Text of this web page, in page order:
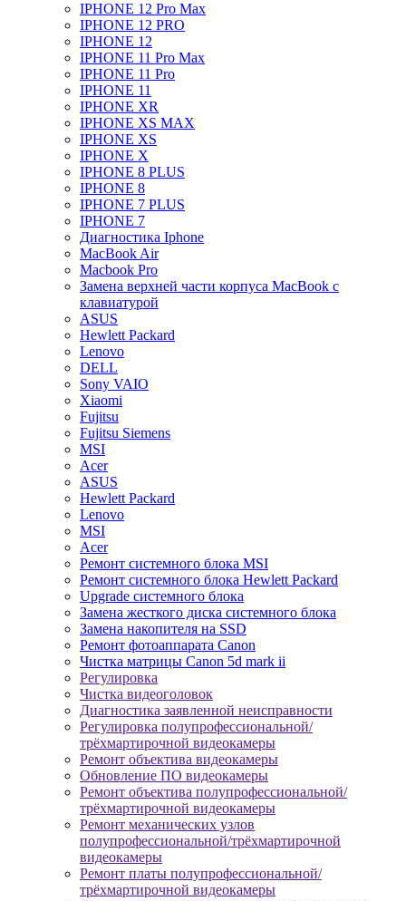
IPHONE 12 Pro Max
IPHONE 12 PRO
IPHONE 12
IPHONE 11 Pro Max
IPHONE 11 Pro
IPHONE 11
IPHONE XR
IPHONE XS MAX
IPHONE XS
IPHONE X
IPHONE 8 PLUS
IPHONE 8
IPHONE 7 PLUS
IPHONE 7
Диагностика Iphone
MacBook Air
Macbook Pro
Замена верхней части корпуса MacBook с
клавиатурой
ASUS
Hewlett Packard
Lenovo
DELL
Sony VAIO
Xiaomi
Fujitsu
Fujitsu Siemens
MSI
Acer
ASUS
Hewlett Packard
Lenovo
MSI
Acer
Ремонт системного блока MSI
Ремонт системного блока Hewlett Packard
Upgrade системного блока
Замена жесткого диска системного блока
Замена накопителя на SSD
Ремонт фотоаппарата Canon
Чистка матрицы Canon 5d mark ii
Регулировка
Чистка видеоголовок
Диагностика заявленной неисправности
Регулировка полупрофессиональной/
трёхмартирочной видеокамеры
Ремонт объектива видеокамеры
Обновление ПО видеокамеры
Ремонт объектива полупрофессиональной/
трёхмартирочной видеокамеры
Ремонт механических узлов
полупрофессиональной/трёхмартирочной
видеокамеры
Ремонт платы полупрофессиональной/
трёхмартирочной видеокамеры